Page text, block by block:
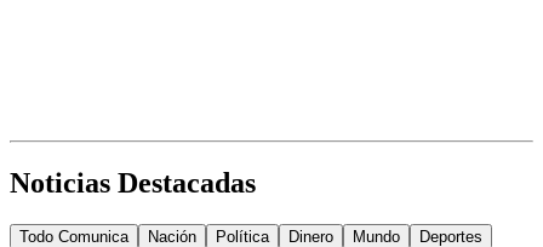
Noticias Destacadas
Todo Comunica Nación Política Dinero Mundo
Deportes